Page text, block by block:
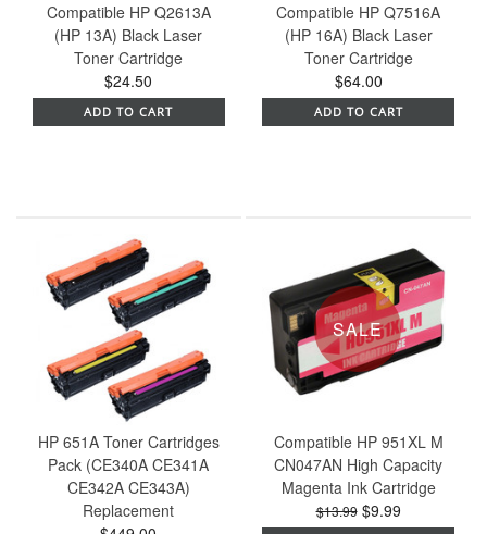
Compatible HP Q2613A
(HP 13A) Black Laser
Toner Cartridge
$24.50
ADD TO CART
Compatible HP Q7516A
(HP 16A) Black Laser
Toner Cartridge
$64.00
ADD TO CART
HP 651A Toner Cartridges
Pack (CE340A CE341A
CE342A CE343A)
Replacement
SALE
Compatible HP 951XL M
CN047AN High Capacity
Magenta Ink Cartridge
$13.99 $9.99